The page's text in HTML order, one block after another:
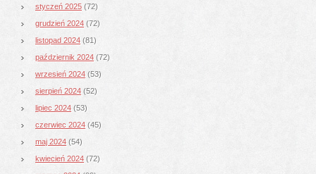
styczeń 2025 (72)
grudzień 2024 (72)
listopad 2024 (81)
październik 2024 (72)
wrzesień 2024 (53)
sierpień 2024 (52)
lipiec 2024 (53)
czerwiec 2024 (45)
maj 2024 (54)
kwiecień 2024 (72)